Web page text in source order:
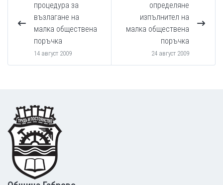
процедура за
възлагане на
малка обществена
поръчка
14 август 2009
определяне
изпълнител на
малка обществена
поръчка
24 август 2009
Footer